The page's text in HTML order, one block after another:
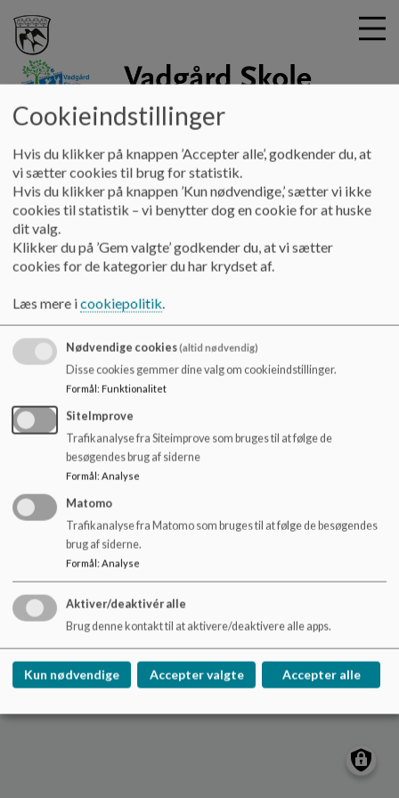
i
vadgaardskole
Hjem
Billedkunst - ud i naturen
3.klasse har i billedkunst fordybet sig i vilde blomster. Det er
Vadgård Skole
Kong Hans Allé 32, 2860 Søborg
vadgaard@gladsaxe.dk
+45 39576515
EAN NR. 5798008694479
Sitemap
Cookie politik
Cookieindstillinger
Hvis du klikker på knappen ’Accepter alle’, godkender du, at
vi sætter cookies til brug for statistik.
Hvis du klikker på knappen ’Kun nødvendige,’ sætter vi ikke
cookies til statistik – vi benytter dog en cookie for at huske
dit valg.
Klikker du på ’Gem valgte’ godkender du, at vi sætter
cookies for de kategorier du har krydset af.
Læs mere icookiepolitik.
Nødvendige cookies(altid nødvendig)
Disse cookies gemmer dine valg om cookieindstillinger.
Formål: Funktionalitet
SiteImprove
Trafikanalyse fra Siteimprove som bruges til at følge de
besøgendes brug af siderne
Formål: Analyse
Matomo
Trafikanalyse fra Matomo som bruges til at følge de besøgendes
brug af siderne.
Formål: Analyse
Aktiver/deaktivér alle
Brug denne kontakt til at aktivere/deaktivere alle apps.
Kun nødvendige Accepter valgte Accepter alle